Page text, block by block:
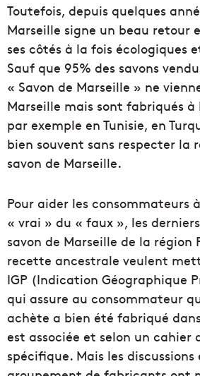
Toutefois, depuis quelques
Marseille signe un beau retour
ses côtés à la fois écologiques
Sauf que 95% des savons
« Savon de Marseille » ne
Marseille mais sont fabriqués à
par exemple en Tunisie, en
bien souvent sans respecter
savon de Marseille.
Pour aider les consommateurs
« vrai » du « faux », les
savon de Marseille de la région
recette ancestrale veulent
IGP (Indication Géographique
qui assure au consommateur
achète a bien été fabriqué
est associée et selon un cahier
spécifique. Mais les discussions